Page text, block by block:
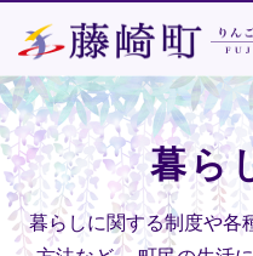
暮ら
暮らしに関する制度や各